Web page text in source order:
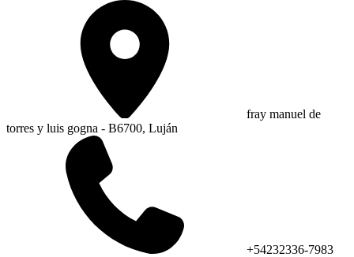
fray manuel de
torres y luis gogna - B6700, Luján
+54232336-7983